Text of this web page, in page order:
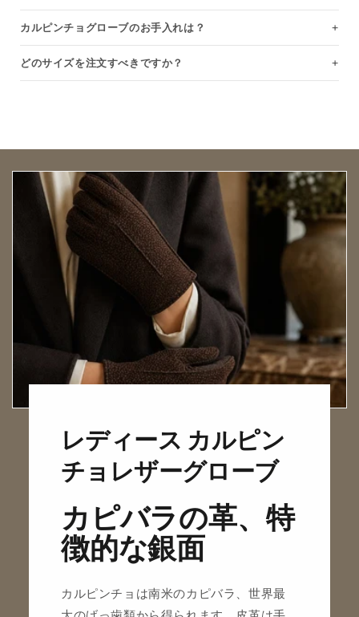
カルピンチョグローブのお手入れは？
どのサイズを注文すべきですか？
レディース カルピン
チョレザーグローブ
カピバラの革、特
徴的な銀面
カルピンチョは南米のカピバラ、世界最